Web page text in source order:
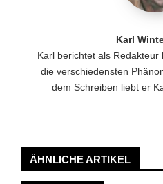
Karl
Karl berichtet als
die verschiedensten
dem Schreiben liebt er
ÄHNLICHE ARTIKEL